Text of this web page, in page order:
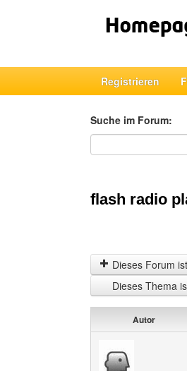
Registrieren
Suche im Forum:
Suche im Forum
flash radio
Dieses Forum
Dieses Thema
Autor